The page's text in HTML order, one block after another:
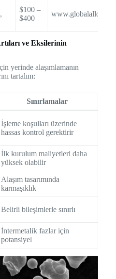
$100 –
$400
ve Eksilerinin
yerinde alaşımlamanın
tartalım:
Sınırlamalar
İşleme koşulları üzerinde
hassas kontrol gerektirir
İlk kurulum maliyetleri daha
yüksek olabilir
Alaşım tasarımında
karmaşıklık
Belirli bileşimlerle sınırlı
İntermetalik fazlar için
potansiyel